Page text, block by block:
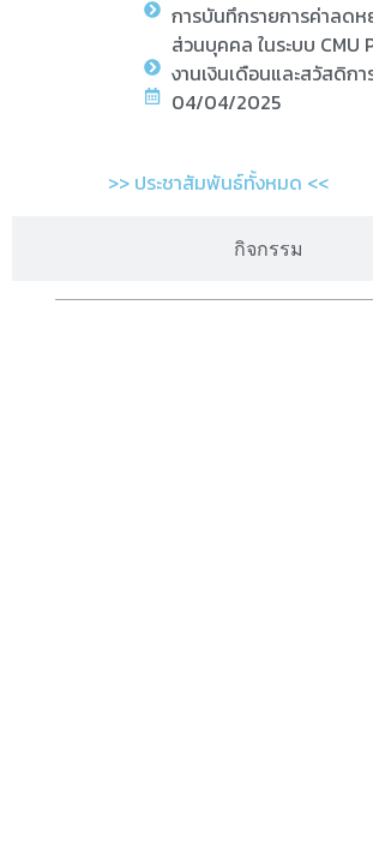
กิจกรรม
การบันทึกรายการค่าลดห
ส่วนบุคคล ในระบบ CMU
งานเงินเดือนและสวัสดิกา
04/04/2025
>> ประชาสัมพันธ์ทั้งหมด <<